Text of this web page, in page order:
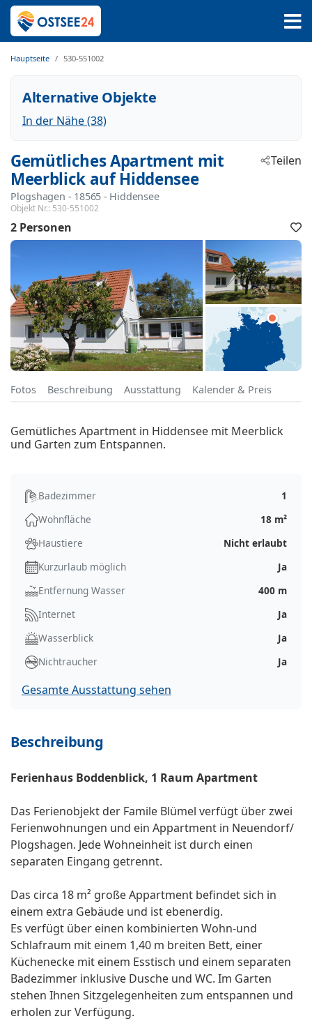
Hauptseite 530-551002
Alternative Objekte
In der Nähe (38)
Gemütliches Apartment mit
Meerblick auf Hiddensee
Plogshagen - 18565 - Hiddensee
Objekt Nr.: 530-551002
Teilen
2 Personen
Fotos Beschreibung Ausstattung Kalender & Preis
Gemütliches Apartment in Hiddensee mit Meerblick
und Garten zum Entspannen.
Badezimmer
1
Wohnfläche
18 m²
Haustiere
Nicht erlaubt
Kurzurlaub möglich
Ja
Entfernung Wasser
400 m
Internet
Ja
Wasserblick
Ja
Nichtraucher
Ja
Gesamte Ausstattung sehen
Beschreibung
Ferienhaus Boddenblick, 1 Raum Apartment
Das Ferienobjekt der Famile Blümel verfügt über zwei
Ferienwohnungen und ein Appartment in Neuendorf/
Plogshagen. Jede Wohneinheit ist durch einen
separaten Eingang getrennt.
Das circa 18 m² große Appartment befindet sich in
einem extra Gebäude und ist ebenerdig.
Es verfügt über einen kombinierten Wohn-und
Schlafraum mit einem 1,40 m breiten Bett, einer
Küchenecke mit einem Esstisch und einem separaten
Badezimmer inklusive Dusche und WC. Im Garten
stehen Ihnen Sitzgelegenheiten zum entspannen und
erholen zur Verfügung.